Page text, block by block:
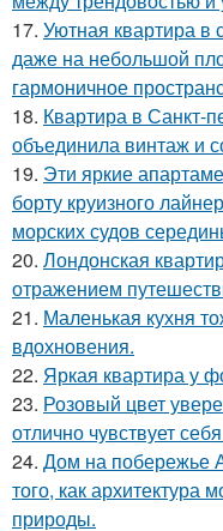
17. Уютная квартира в
даже на небольшой
гармоничное
18. Квартира в Санкт-
объединила винтаж и
19. Эти яркие
борту круизного
морских судов
20. Лондонская
отражением
21. Маленькая кухня
вдохновения.
22. Яркая квартира у
23. Розовый цвет
отлично чувствует
24. Дом на побережье
того, как архитектура
природы.